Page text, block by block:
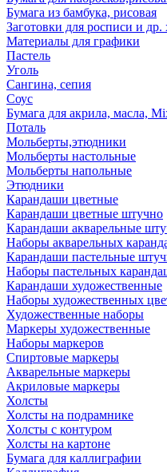
Бумага из бамбука, рисовая
Заготовки для росписи и др.
Материалы для графики
Пастель
Уголь
Сангина, сепия
Соус
Бумага для акрила, масла,
Поталь
Мольберты,этюдники
Мольберты настольные
Мольберты напольные
Этюдники
Карандаши цветные
Карандаши цветные штучно
Карандаши акварельные
Наборы акварельных
Карандаши пастельные
Наборы пастельных
Карандаши художественные
Наборы художественных
Художественные наборы
Маркеры художественные
Наборы маркеров
Спиртовые маркеры
Акварельные маркеры
Акриловые маркеры
Холсты
Холсты на подрамнике
Холсты с контуром
Холсты на картоне
Бумага для каллиграфии